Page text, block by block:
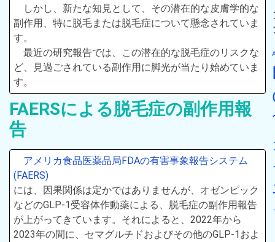
しかし、新たな知見として、その潜在的な皮膚学的な
副作用、特に脱毛または脱毛症について懸念されていま
す。
最近の研究報告では、この潜在的な脱毛症のリスクな
ど、見過ごされている副作用に脚光が当たり始めていま
す。
FAERSによる脱毛症の副作用報
告
アメリカ食品医薬品局FDAの有害事象報告システム
(FAERS)
には、因果関係は定かではありませんが、オゼンピック
などのGLP-1受容体作動薬による、脱毛症の副作用報告
が上がってきています。それによると、2022年から
2023年の間に、セマグルチドおよびその他のGLP-1およ